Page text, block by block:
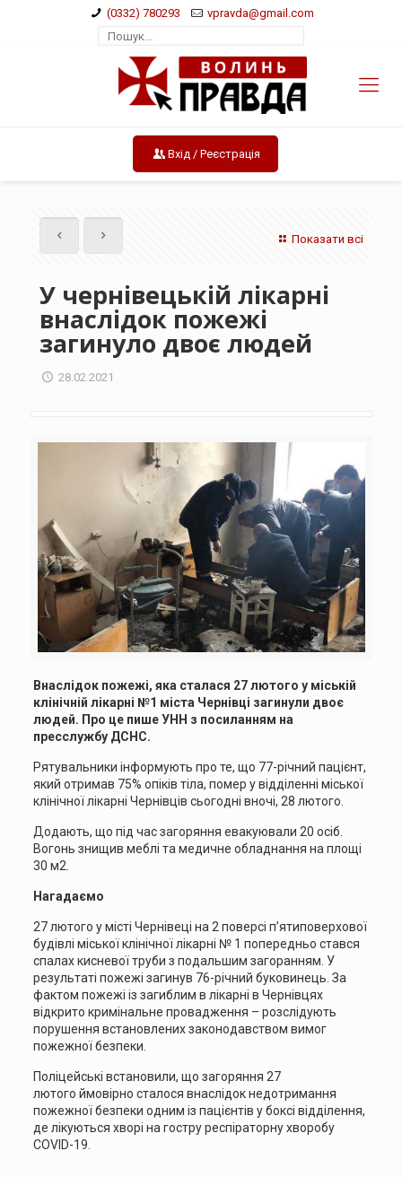
(0332) 780293 vpravda@gmail.com
Вхід / Реєстрація
Показати всі
У чернівецькій лікарні
внаслідок пожежі
загинуло двоє людей
28.02.2021
Внаслідок пожежі, яка сталася 27 лютого у міській
клінічній лікарні №1 міста Чернівці загинули двоє
людей. Про це пише УНН з посиланням на
пресслужбу ДСНС.
Рятувальники інформують про те, що 77-річний пацієнт,
який отримав 75% опіків тіла, помер у відділенні міської
клінічної лікарні Чернівців сьогодні вночі, 28 лютого.
Додають, що під час загоряння евакуювали 20 осіб.
Вогонь знищив меблі та медичне обладнання на площі
30 м2.
Нагадаємо
27 лютого у місті Чернівеці на 2 поверсі п’ятиповерхової
будівлі міської клінічної лікарні № 1 попередньо стався
спалах кисневої труби з подальшим загоранням. У
результаті пожежі загинув 76-річний буковинець. За
фактом пожежі із загиблим в лікарні в Чернівцях
відкрито кримінальне провадження – розслідують
порушення встановлених законодавством вимог
пожежної безпеки.
Поліцейські встановили, що загоряння 27
лютого ймовірно сталося внаслідок недотримання
пожежної безпеки одним із пацієнтів у боксі відділення,
де лікуються хворі на гостру респіраторну хворобу
COVID-19.